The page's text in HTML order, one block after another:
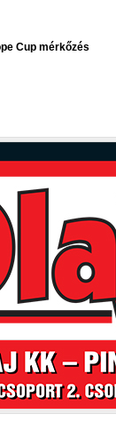
Cup mérkőzés